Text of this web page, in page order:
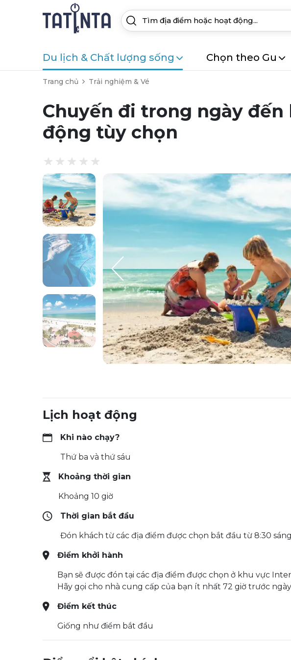
Du lịch & Chất lượng sống Chọn theo Gu
Trang chủ Trải nghiệm & Vé
Chuyến đi trong ngày
động tùy chọn
Lịch hoạt động
Khi nào chạy?
Thứ ba và thứ sáu
Khoảng thời gian
Khoảng 10 giờ
Thời gian bắt đầu
Đón khách từ các địa điểm được chọn bắt đầu từ 8:30 sáng
Điểm khởi hành
Bạn sẽ được đón tại các địa điểm được chọn ở khu vực
Hãy gọi cho nhà cung cấp của bạn ít nhất 72 giờ trước
Điểm kết thúc
Giống như điểm bắt đầu